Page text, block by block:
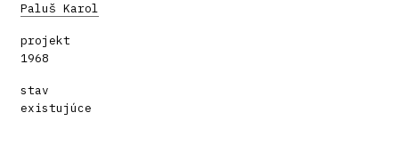
Paluš Karol
projekt
1968
stav
existujúce